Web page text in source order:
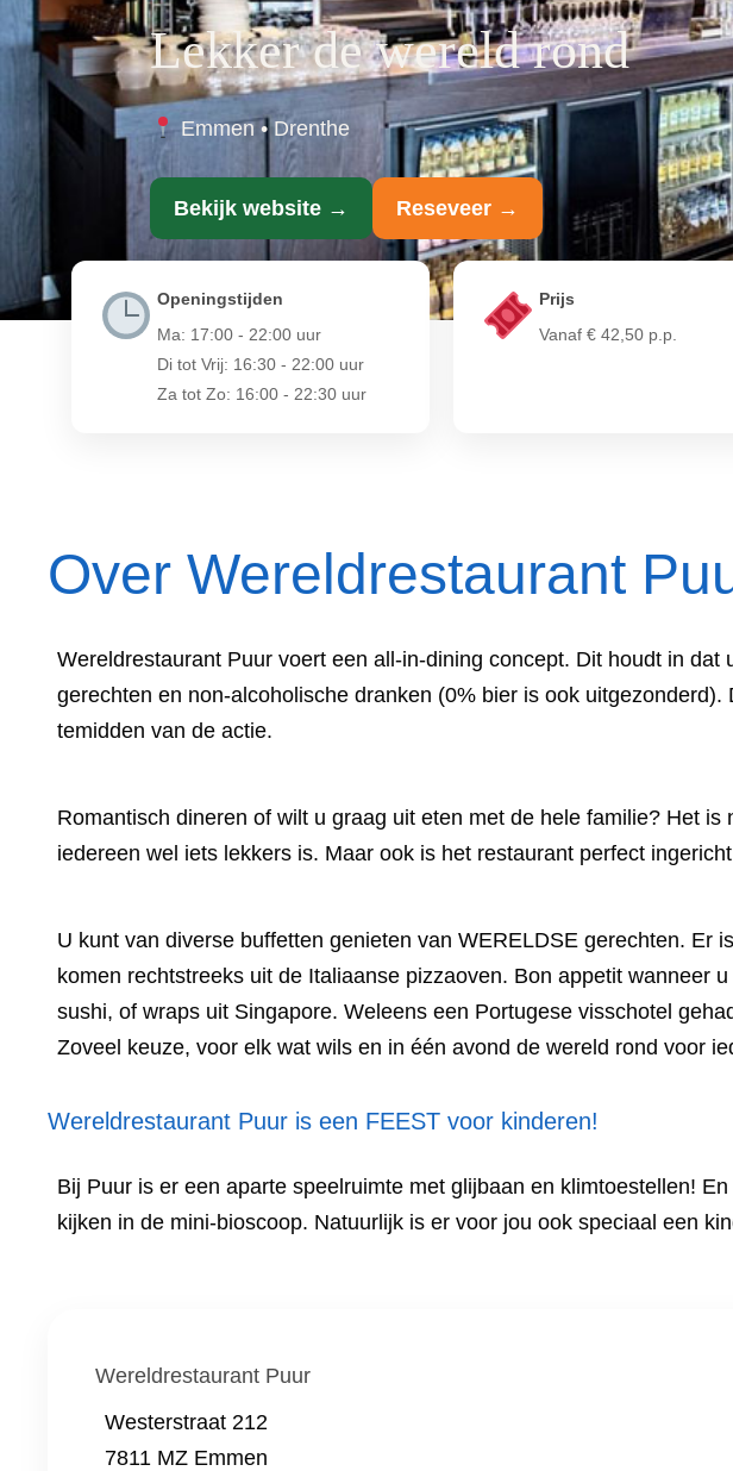
Lekker de wereld rond
Emmen • Drenthe
Bekijk website → Reseveer →
Openingstijden
Ma: 17:00 - 22:00 uur
Di tot Vrij: 16:30 - 22:00 uur
Za tot Zo: 16:00 - 22:30 uur
Prijs
Vanaf € 42,50 p.p.
Over Wereldrestaurant
Wereldrestaurant Puur voert een all-in-dining concept. Dit houdt in
gerechten en non-alcoholische dranken (0% bier is ook
temidden van de actie.
Romantisch dineren of wilt u graag uit eten met de hele familie? Het
iedereen wel iets lekkers is. Maar ook is het restaurant perfect
U kunt van diverse buffetten genieten van WERELDSE gerechten. Er
komen rechtstreeks uit de Italiaanse pizzaoven. Bon appetit wanneer
sushi, of wraps uit Singapore. Weleens een Portugese visschotel
Zoveel keuze, voor elk wat wils en in één avond de wereld rond voor
Wereldrestaurant Puur is een FEEST voor kinderen!
Bij Puur is er een aparte speelruimte met glijbaan en klimtoestellen!
kijken in de mini-bioscoop. Natuurlijk is er voor jou ook speciaal een
Wereldrestaurant Puur
Westerstraat 212
7811 MZ Emmen